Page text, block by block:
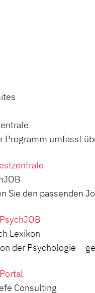
Programm umfasst
Sie den passenden
Lexikon
der Psychologie –
Consulting